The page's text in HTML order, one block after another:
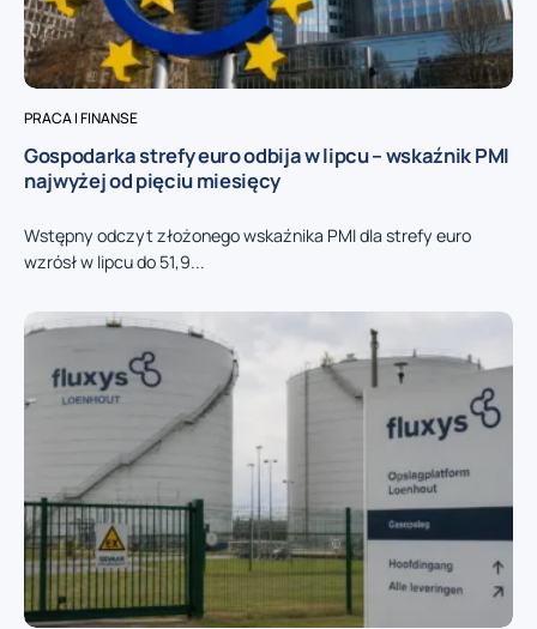
PRACA I FINANSE
Gospodarka strefy euro odbija w lipcu – wskaźnik PMI
najwyżej od pięciu miesięcy
Wstępny odczyt złożonego wskaźnika PMI dla strefy euro
wzrósł w lipcu do 51,9...